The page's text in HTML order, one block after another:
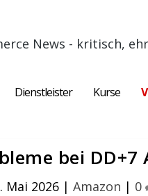
News - kritisch,
Dienstleister Kurse
bei DD+7
Mai 2026 |Amazon | 0